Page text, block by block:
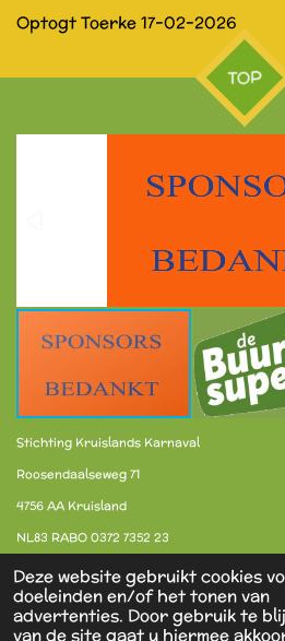
Deze website gebruikt cookies
doeleinden en/of het tonen van
advertenties. Door gebruik te
van de site gaat u hiermee
Optogt Toerke 17-02-2026
TOP
Stichting Kruislands Karnaval
Roosendaalseweg 71
4756 AA Kruisland
NL83 RABO 0372 7352 23
F
a
X